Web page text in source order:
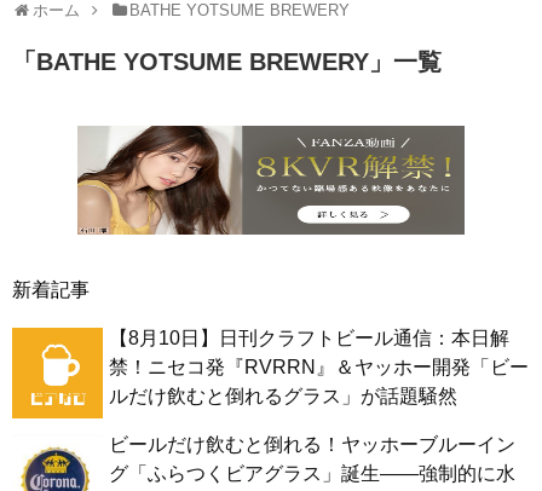
ホーム BATHE YOTSUME BREWERY
「 BATHE YOTSUME BREWERY 」 一覧
新着記事
【8月10日】日刊クラフトビール通信：本日解
禁！ニセコ発『RVRRN』＆ヤッホー開発「ビー
ルだけ飲むと倒れるグラス」が話題騒然
ビールだけ飲むと倒れる！ヤッホーブルーイン
グ「ふらつくビアグラス」誕生——強制的に水